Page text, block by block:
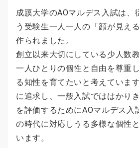
成蹊大学のAOマルデス入試は、
う受験生一人一人の「顔が見え
作られました。
創立以来大切にしている少人数
一人ひとりの個性と自由を尊重
る知性を育てたいと考えていま
に追求し、一般入試でははかり
を評価するためにAOマルデス入
の時代に対応しうる多様な個性
います。